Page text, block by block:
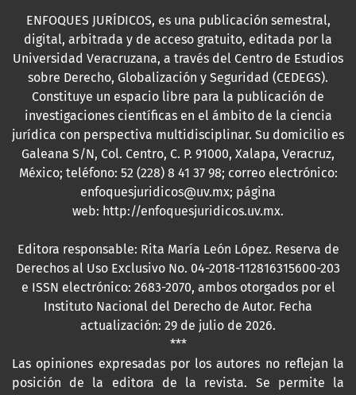
ENFOQUES JURÍDICOS, es una publicación semestral,
digital, arbitrada y de acceso gratuito, editada por la
Universidad Veracruzana, a través del Centro de Estudios
sobre Derecho, Globalización y Seguridad (CEDEGS).
Constituye un espacio libre para la publicación de
investigaciones científicas en el ámbito de la ciencia
jurídica con perspectiva multidisciplinar. Su domicilio es
Galeana S/N, Col. Centro, C. P. 91000, Xalapa, Veracruz,
México; teléfono: 52 (228) 8 41 37 98; correo electrónico:
enfoquesjuridicos@uv.mx; página
web: http://enfoquesjuridicos.uv.mx.
Editora responsable: Rita María León López. Reserva de
Derechos al Uso Exclusivo No. 04-2018-112816315600-203
e ISSN electrónico: 2683-2070, ambos otorgados por el
Instituto Nacional del Derecho de Autor. Fecha
actualización: 29 de julio de 2026.
***
Las opiniones expresadas por los autores no reflejan la
posición de la editora de la revista. Se permite la